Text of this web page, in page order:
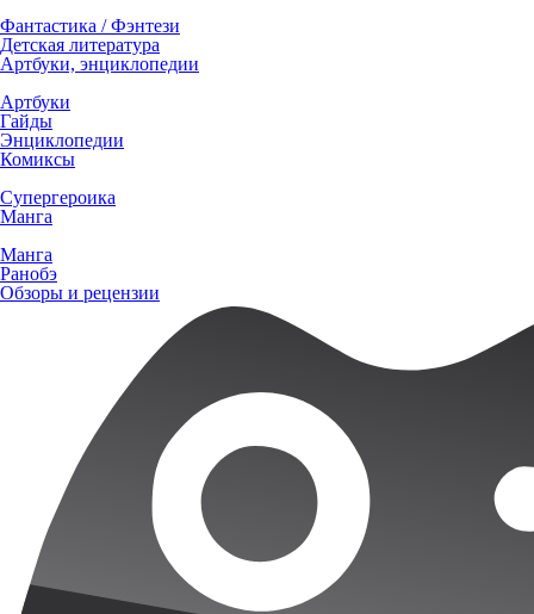
Фантастика / Фэнтези
Детская литература
Артбуки, энциклопедии
Артбуки
Гайды
Энциклопедии
Комиксы
Супергероика
Манга
Манга
Ранобэ
Обзоры и рецензии